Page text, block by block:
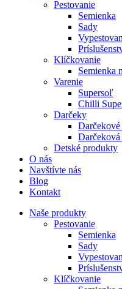
Pestovanie
Semienka
Sady
Klíčkovanie
Semienka
Varenie
Supersoľ
Chilli
Darčeky
Darčekové
Detské produkty
O nás
Navštívte nás
Blog
Kontakt
Naše produkty
Pestovanie
Semienka
Sady
Klíčkovanie